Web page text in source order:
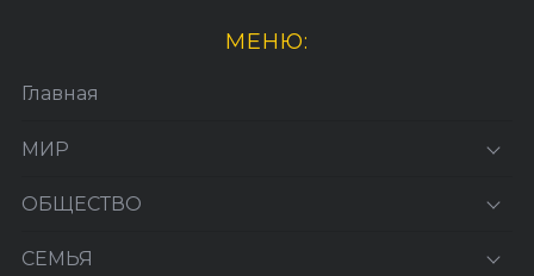
МЕНЮ:
Главная
МИР
ОБЩЕСТВО
СЕМЬЯ